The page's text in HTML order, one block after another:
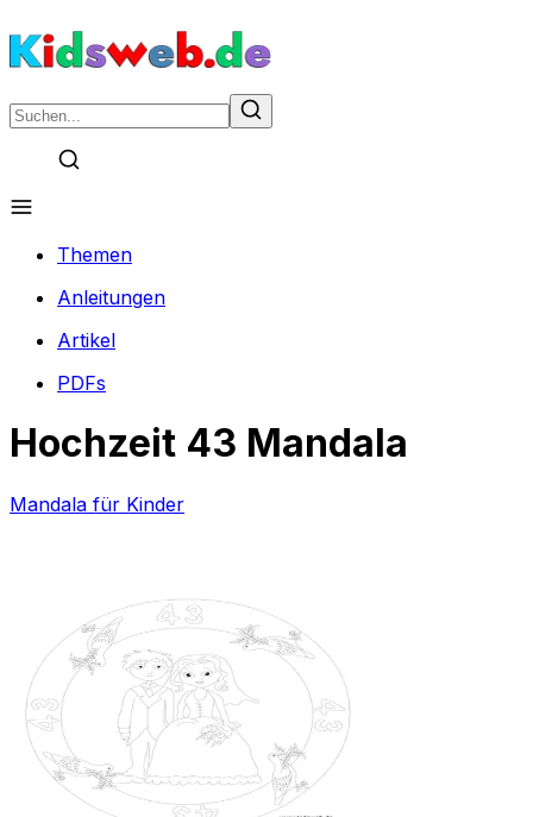
Themen
Anleitungen
Artikel
PDFs
Hochzeit 43 Mandala
Mandala für Kinder